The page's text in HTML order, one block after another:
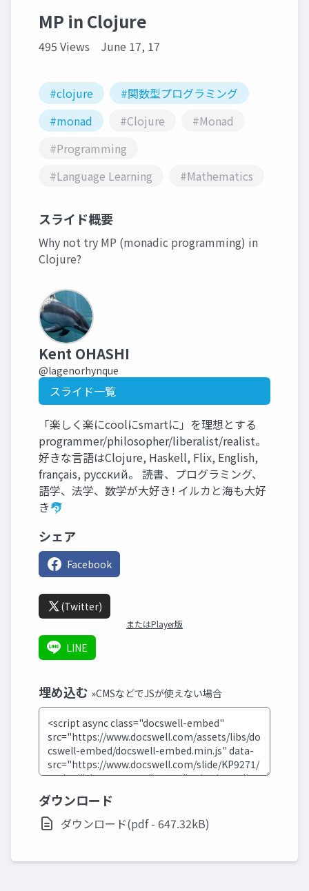
MP in Clojure
495 Views June 17, 17
#clojure
#関数型プログラミング
#monad
#Clojure
#Monad
#Programming
#Language Learning
#Mathematics
スライド概要
Why not try MP (monadic programming) in
Clojure?
Kent OHASHI
@lagenorhynque
スライド一覧
「楽しく楽にcoolにsmartに」を理想とする
programmer/philosopher/liberalist/realist。
好きな言語はClojure, Haskell, Flix, English,
français, русский。 読書、プログラミング、
語学、法学、数学が大好き! イルカと海も大好
き🐬
シェア
Facebook
(Twitter)
またはPlayer版
LINE
埋め込む »CMSなどでJSが使えない場合
ダウンロード
ダウンロード(pdf - 647.32kB)